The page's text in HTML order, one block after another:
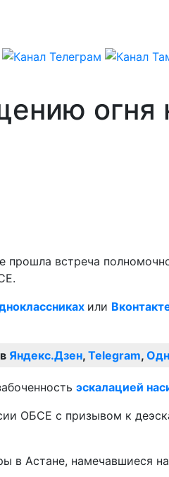
огня
встреча
или
Яндекс.Дзен, Telegram,
эскалацией
ОБСЕ с призывом к
в Астане, намечавшиеся